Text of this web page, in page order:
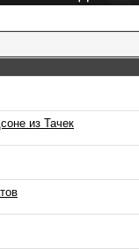
из Тачек